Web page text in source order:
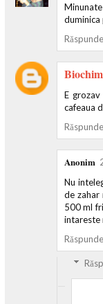
duminica
E
cafeaua
Anonim
Nu
de zahar
500 ml
intareste